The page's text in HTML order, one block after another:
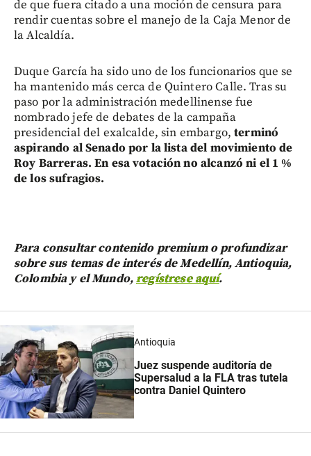
de que fuera citado a una moción de censura para
rendir cuentas sobre el manejo de la Caja Menor de
la Alcaldía.
Duque García ha sido uno de los funcionarios que se
ha mantenido más cerca de Quintero Calle. Tras su
paso por la administración medellinense fue
nombrado jefe de debates de la campaña
presidencial del exalcalde, sin embargo,terminó
aspirando al Senado por la lista del movimiento de
Roy Barreras. En esa votación no alcanzó ni el 1 %
de los sufragios.
Para consultar contenido premium o profundizar
sobre sus temas de interés de Medellín, Antioquia,
Colombia y el Mundo,regístrese aquí.
Antioquia
Juez suspende auditoría de
Supersalud a la FLA tras tutela
contra Daniel Quintero